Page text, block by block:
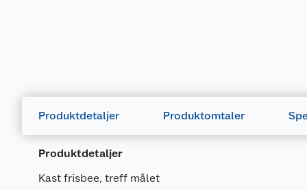
Produktdetaljer Produktomtaler
Produktdetaljer
Kast frisbee, treff målet